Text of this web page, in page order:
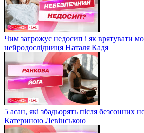
Чим загрожує недосип і як врятувати
нейродослідниця Наталя Кадя
5 асан, які збадьорять після безсонних
Катериною Левінською